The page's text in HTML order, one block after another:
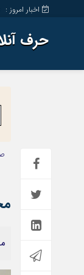
اخبار امروز :
حرف